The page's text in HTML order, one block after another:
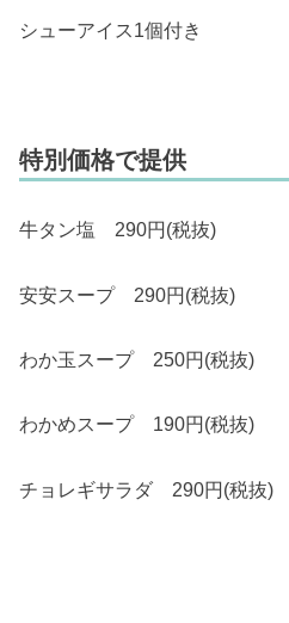
シューアイス1個付き
特別価格で提供
牛タン塩 290円(税抜)
安安スープ 290円(税抜)
わか玉スープ 250円(税抜)
わかめスープ 190円(税抜)
チョレギサラダ 290円(税抜)